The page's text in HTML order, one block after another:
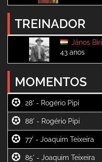
TREINADOR
János Biri
43 anos
MOMENTOS
28' -
88' -
77' -
85' -